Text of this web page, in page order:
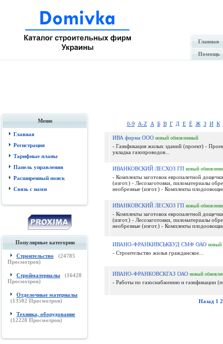
Главная
Помощь
Меню
Главная
Регистрация
Тарифные планы
Панель управления
Расширенный поиск
Связь с нами
Популярные категории
Строительство (24785
Просмотров)
Стройматериалы (16428
Просмотров)
Отделочные материалы
(13502 Просмотров)
Техника, оборудование
(12228 Просмотров)
0-9 A-Z А Б В Г Д Е Ё Ж З И К
ИВА фирма ООО новый обновленный
- Газификация жилых зданий (проект) -
укладка газопроводов...
ИВАНКОВСКИЙ ЛЕСХОЗ ГП новый
- Комплекты заготовок европалетной
(изгот.) - Лесозаготовки, пиломатериалы
необрезные (изгот.) - Комплекты
ИВАНКОВСКИЙ ЛЕСХОЗ ГП новый
- Комплекты заготовок европалетной
(изгот.) - Лесозаготовки, пиломатериалы
необрезные (изгот.) - Комплекты
ИВАНО-ФРАНКИВСЬКБУД СМФ ОАО новый
- Строительство жилья гражданское...
ИВАНО-ФРАНКОВСКГАЗ ОАО новый
- Работы по газоснабжению и газификации
Назад 1 2